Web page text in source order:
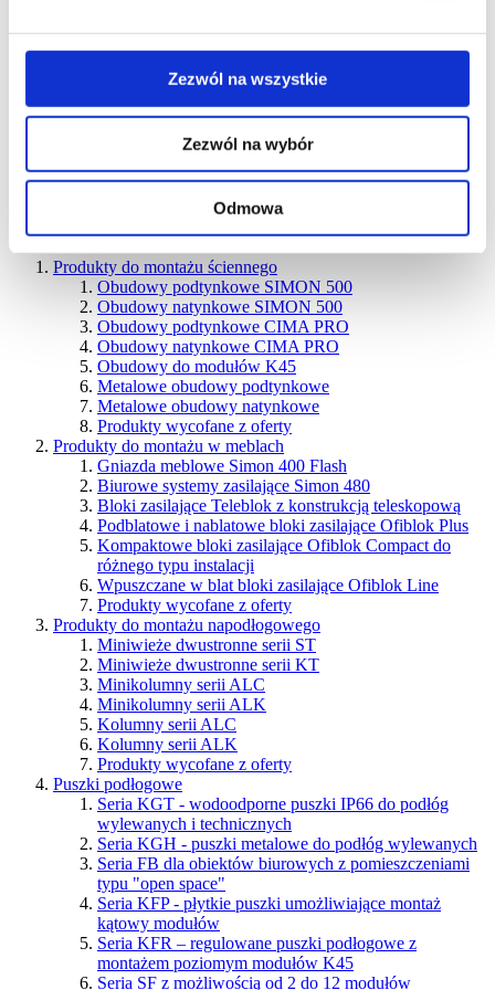
Zezwól na wszystkie
Zezwól na wybór
Odmowa
oferty
Simon Aquarius (IP54)
Łączniki i przyciski IP54Sterowanie żaluzjami IP54
Gniazda bryzgoszczelne IP54 pojedyncze
bryzgoszczelne IP54 podwójneGniazda
bryzgoszczelne IP54 potrójne
Systemy
rozprowadzania
Wybierz serię
Produkty do montażu ściennego
Obudowy podtynkowe SIMON 500
Obudowy natynkowe SIMON 500
Obudowy podtynkowe CIMA PRO
Obudowy natynkowe CIMA PRO
Obudowy do modułów K45
Metalowe obudowy podtynkowe
Metalowe obudowy natynkowe
Produkty wycofane z oferty
Produkty do montażu w meblach
Gniazda meblowe Simon 400 Flash
Biurowe systemy zasilające Simon 480
Bloki zasilające Teleblok z konstrukcją teleskopową
Podblatowe i nablatowe bloki zasilające Ofiblok Plus
Kompaktowe bloki zasilające Ofiblok Compact do
różnego typu instalacji
Wpuszczane w blat bloki zasilające Ofiblok Line
Produkty wycofane z oferty
Produkty do montażu napodłogowego
Miniwieże dwustronne serii ST
Miniwieże dwustronne serii KT
Minikolumny serii ALC
Minikolumny serii ALK
Kolumny serii ALC
Kolumny serii ALK
Produkty wycofane z oferty
Puszki podłogowe
Seria KGT - wodoodporne puszki IP66 do podłóg
wylewanych i technicznych
Seria KGH - puszki metalowe do podłóg wylewanych
Seria FB dla obiektów biurowych z pomieszczeniami
typu "open space"
Seria KFP - płytkie puszki umożliwiające montaż
kątowy modułów
Seria KFR – regulowane puszki podłogowe z
montażem poziomym modułów K45
Seria SF z możliwością od 2 do 12 modułów